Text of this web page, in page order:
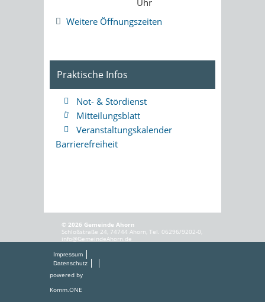
Weitere Öffnungszeiten
Praktische Infos
Not- & Stördienst
Mitteilungsblatt
Veranstaltungskalender
Barrierefreiheit
© 2026 Gemeinde Ahorn
Schloßstraße 24, 74744 Ahorn, Tel. 06296/9202-0,
info@GemeindeAhorn.de
Impressum
Datenschutz
powered by
Komm.ONE